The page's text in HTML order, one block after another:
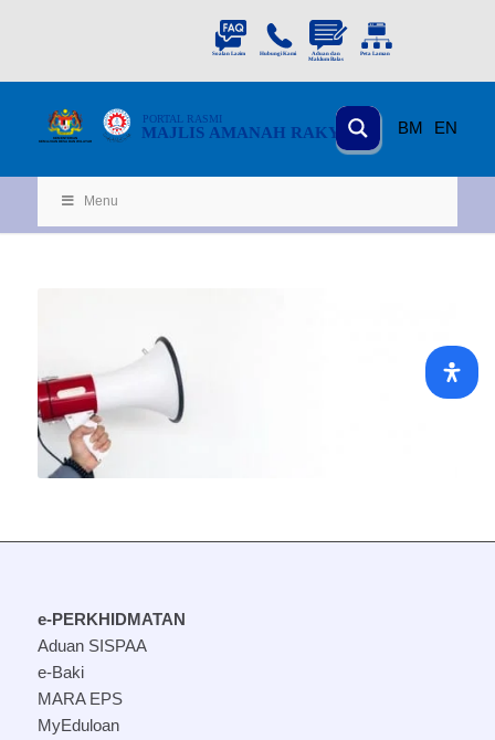
BM EN
MAJLIS AMANAH RAKYAT
PORTAL RASMI
KEMENTERIAN
KEMAJUAN DESA DAN WILA YAH
Menu
e-PERKHIDMATAN
Aduan SISPAA
e-Baki
MARA EPS
MyEduloan